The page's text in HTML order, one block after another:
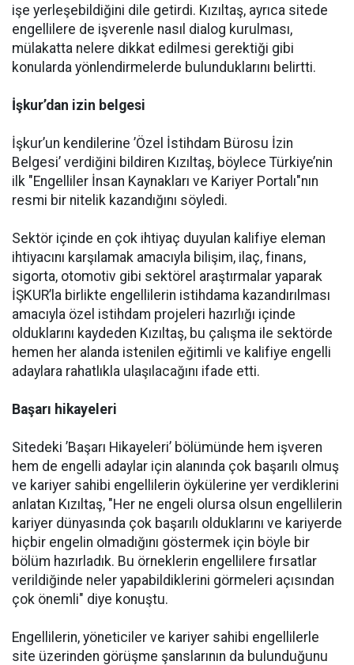
işe yerleşebildiğini dile getirdi. Kızıltaş, ayrıca sitede
engellilere de işverenle nasıl dialog kurulması,
mülakatta nelere dikkat edilmesi gerektiği gibi
konularda yönlendirmelerde bulunduklarını belirtti.
İşkur’dan izin belgesi
İşkur’un kendilerine ’Özel İstihdam Bürosu İzin
Belgesi’ verdiğini bildiren Kızıltaş, böylece Türkiye’nin
ilk "Engelliler İnsan Kaynakları ve Kariyer Portalı"nın
resmi bir nitelik kazandığını söyledi.
Sektör içinde en çok ihtiyaç duyulan kalifiye eleman
ihtiyacını karşılamak amacıyla bilişim, ilaç, finans,
sigorta, otomotiv gibi sektörel araştırmalar yaparak
İŞKUR’la birlikte engellilerin istihdama kazandırılması
amacıyla özel istihdam projeleri hazırlığı içinde
olduklarını kaydeden Kızıltaş, bu çalışma ile sektörde
hemen her alanda istenilen eğitimli ve kalifiye engelli
adaylara rahatlıkla ulaşılacağını ifade etti.
Başarı hikayeleri
Sitedeki ’Başarı Hikayeleri’ bölümünde hem işveren
hem de engelli adaylar için alanında çok başarılı olmuş
ve kariyer sahibi engellilerin öykülerine yer verdiklerini
anlatan Kızıltaş, "Her ne engeli olursa olsun engellilerin
kariyer dünyasında çok başarılı olduklarını ve kariyerde
hiçbir engelin olmadığını göstermek için böyle bir
bölüm hazırladık. Bu örneklerin engellilere fırsatlar
verildiğinde neler yapabildiklerini görmeleri açısından
çok önemli" diye konuştu.
Engellilerin, yöneticiler ve kariyer sahibi engellilerle
site üzerinden görüşme şanslarının da bulunduğunu